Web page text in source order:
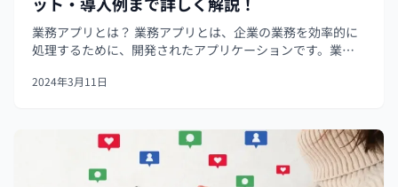
業務アプリとは？ 業務アプリとは、企業の業務を効率的に
処理するために、開発されたアプリケーションです。業務
他にも、作成依頼して会社に必要な機能を取り入れた独自
2024年3月11日